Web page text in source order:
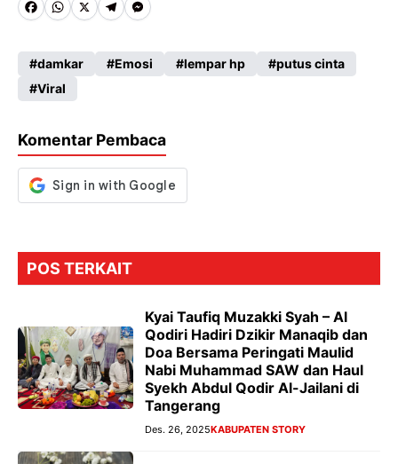
Fa
b
o
k
W
ts
A
p
X
Te
gr
M
se
er
damkar Emosi lempar hp
putus cinta
Viral
Komentar Pembaca
POS TERKAIT
Kyai Taufiq Muzakki Syah – Al
Qodiri Hadiri Dzikir Manaqib dan
Doa Bersama Peringati Maulid
Nabi Muhammad SAW dan Haul
Syekh Abdul Qodir Al-Jailani di
Tangerang
Des. 26, 2025KABUPATEN STORY